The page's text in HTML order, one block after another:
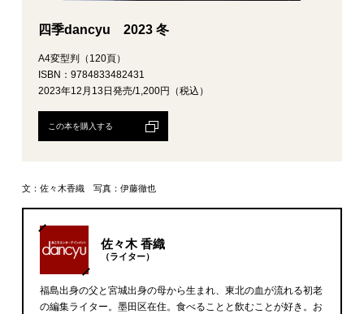
四季dancyu 2023 冬
A4変型判（120頁）
ISBN：9784833482431
2023年12月13日発売/1,200円（税込）
この本を購入する
文：佐々木香織 写真：伊藤徹也
佐々木 香織
（ライター）
福島出身の父と宮城出身の母から生まれ、東北の血が流れる初老
の編集ライター。墨田区在住。食べることと飲むことが好き。お